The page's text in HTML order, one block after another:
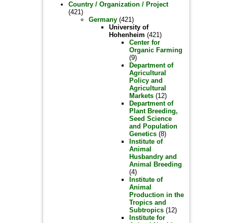
Country / Organization / Project
(421)
Germany(421)
University of
Hohenheim (421)
Center for
Organic Farming
(9)
Department of
Agricultural
Policy and
Agricultural
Markets(12)
Department of
Plant Breeding,
Seed Science
and Population
Genetics(8)
Institute of
Animal
Husbandry and
Animal Breeding
(4)
Institute of
Animal
Production in the
Tropics and
Subtropics(12)
Institute for